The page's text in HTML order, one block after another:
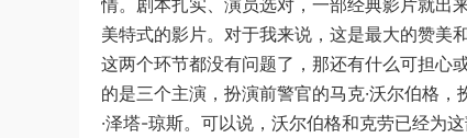
情。剧本扎实、演员选对，一部经典影片就出
美特式的影片。对于我来说，这是最大的赞美
这两个环节都没有问题了，那还有什么可担
的是三个主演，扮演前警官的马克·沃尔伯格
·泽塔-琼斯。可以说，沃尔伯格和克劳已经为